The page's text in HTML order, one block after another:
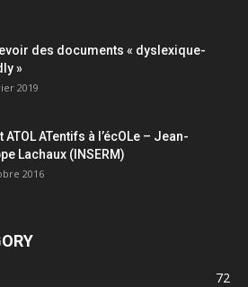
des documents « dyslexique-
»
2019
ATOL ATentifs à l’écOLe – Jean-
Lachaux (INSERM)
2016
72